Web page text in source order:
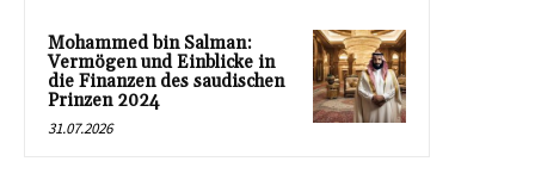
Mohammed bin Salman:
Vermögen und Einblicke in
die Finanzen des saudischen
Prinzen 2024
31.07.2026